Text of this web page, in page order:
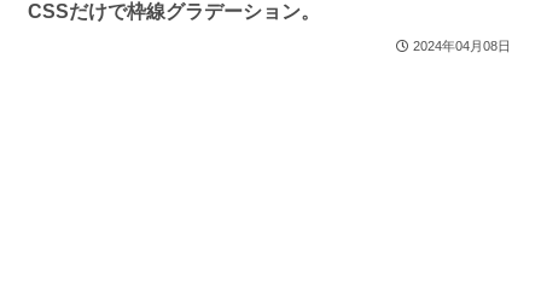
CSSだけで枠線グラデーション。
2024年04月08日